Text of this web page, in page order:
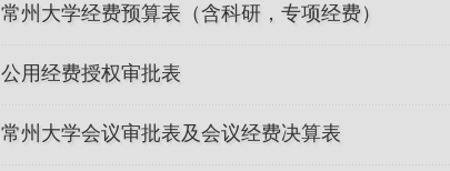
常州大学经费预算表（含科研，专项经费）
公用经费授权审批表
常州大学会议审批表及会议经费决算表